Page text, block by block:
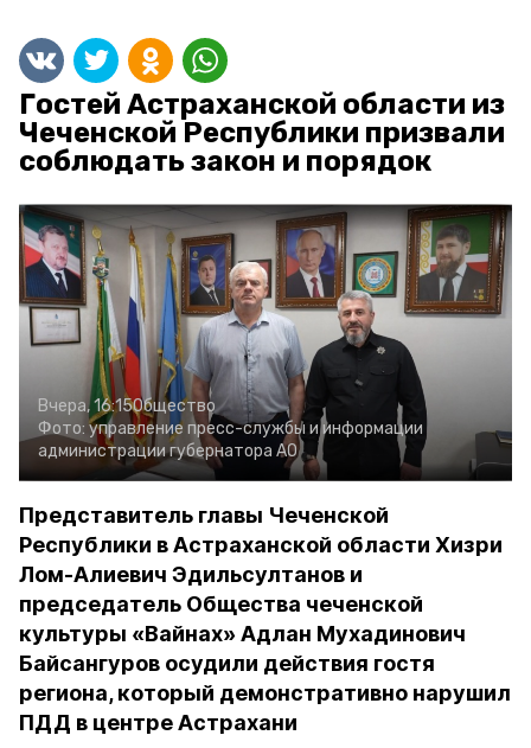
Гостей Астраханской области из
Чеченской Республики призвали
соблюдать закон и порядок
Вчера, 16:15Общество
Фото: управление пресс-службы и информации
администрации губернатора АО
Представитель главы Чеченской
Республики в Астраханской области Хизри
Лом-Алиевич Эдильсултанов и
председатель Общества чеченской
культуры «Вайнах» Адлан Мухадинович
Байсангуров осудили действия гостя
региона, который демонстративно нарушил
ПДД в центре Астрахани